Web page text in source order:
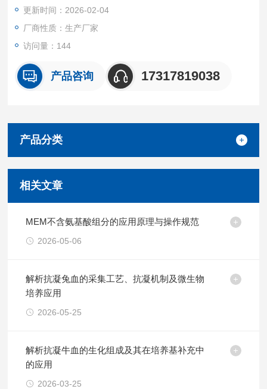
更新时间：2026-02-04
厂商性质：生产厂家
访问量：144
产品咨询 17317819038
产品分类
相关文章
MEM不含氨基酸组分的应用原理与操作规范
2026-05-06
解析抗凝兔血的采集工艺、抗凝机制及微生物
培养应用
2026-05-25
解析抗凝牛血的生化组成及其在培养基补充中
的应用
2026-03-25